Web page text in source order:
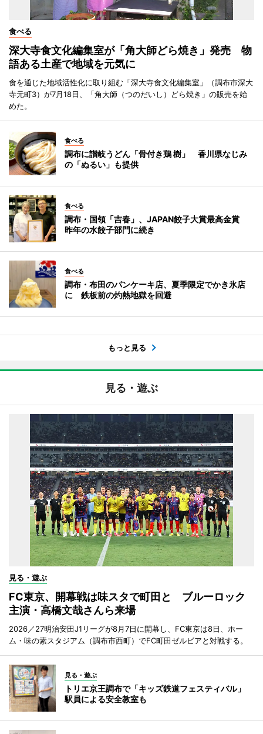
食べる
深大寺食文化編集室が「角大師どら焼き」発売 物
語ある土産で地域を元気に
食を通じた地域活性化に取り組む「深大寺食文化編集室」（調布市深大
寺元町3）が7月18日、「角大師（つのだいし）どら焼き」の販売を始
めた。
食べる
調布に讃岐うどん「骨付き鶏 樹」 香川県なじみ
の「ぬるい」も提供
食べる
調布・国領「吉春」、JAPAN餃子大賞最高金賞
昨年の水餃子部門に続き
食べる
調布・布田のパンケーキ店、夏季限定でかき氷店
に 鉄板前の灼熱地獄を回避
もっと見る
見る・遊ぶ
見る・遊ぶ
FC東京、開幕戦は味スタで町田と ブルーロック
主演・高橋文哉さんら来場
2026／27明治安田J1リーグが8月7日に開幕し、FC東京は8日、ホー
ム・味の素スタジアム（調布市西町）でFC町田ゼルビアと対戦する。
見る・遊ぶ
トリエ京王調布で「キッズ鉄道フェスティバル」
駅員による安全教室も